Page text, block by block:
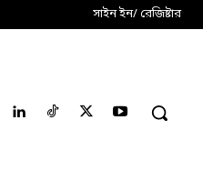
সাইন ইন/ রেজিষ্টার